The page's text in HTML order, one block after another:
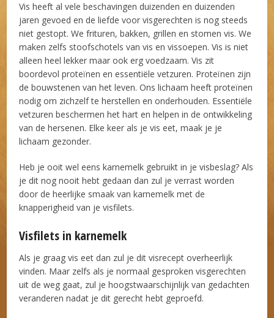
Vis heeft al vele beschavingen duizenden en duizenden
jaren gevoed en de liefde voor visgerechten is nog steeds
niet gestopt. We frituren, bakken, grillen en stomen vis. We
maken zelfs stoofschotels van vis en vissoepen. Vis is niet
alleen heel lekker maar ook erg voedzaam. Vis zit
boordevol proteïnen en essentiële vetzuren. Proteïnen zijn
de bouwstenen van het leven. Ons lichaam heeft proteïnen
nodig om zichzelf te herstellen en onderhouden. Essentiële
vetzuren beschermen het hart en helpen in de ontwikkeling
van de hersenen. Elke keer als je vis eet, maak je je
lichaam gezonder.
Heb je ooit wel eens karnemelk gebruikt in je visbeslag? Als
je dit nog nooit hebt gedaan dan zul je verrast worden
door de heerlijke smaak van karnemelk met de
knapperigheid van je visfilets.
Visfilets in karnemelk
Als je graag vis eet dan zul je dit visrecept overheerlijk
vinden. Maar zelfs als je normaal gesproken visgerechten
uit de weg gaat, zul je hoogstwaarschijnlijk van gedachten
veranderen nadat je dit gerecht hebt geproefd.